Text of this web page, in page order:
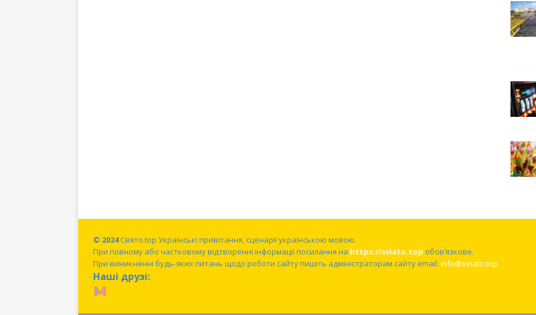
© 2024Свято.top Українські привітання, сценарії українською мовою.
При повному або частковому відтворенні інформації посилання на https://sviato.top обов’язкове.
При виникненні будь-яких питань щодо роботи сайту пишіть адміністраторам сайту email: info@sviato.top
Наші друзі: